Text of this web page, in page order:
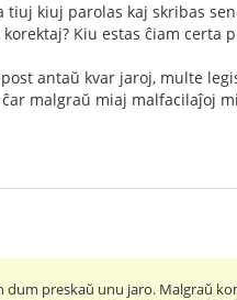
tiuj kiuj parolas kaj skribas
Kiu estas ĉiam certa
antaŭ kvar jaroj, multe
malgraŭ miaj malfacilaĵoj
dum preskaŭ unu jaro. Malgraŭ